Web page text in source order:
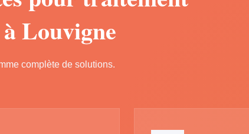
Louvigne
complète de solutions.